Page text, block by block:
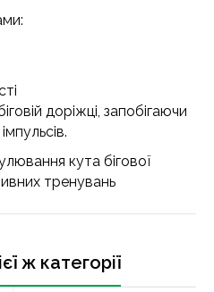
доріжці, запобігаючи
кута бігової
тренувань
ж категорії